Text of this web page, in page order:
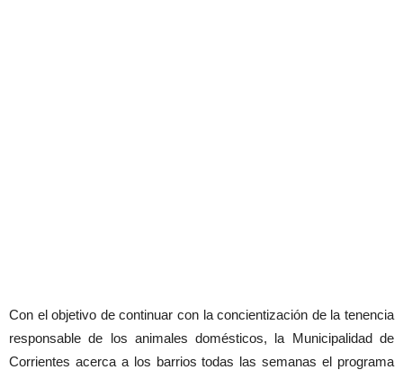
Con el objetivo de continuar con la concientización de la tenencia
responsable de los animales domésticos, la Municipalidad de
Corrientes acerca a los barrios todas las semanas el programa